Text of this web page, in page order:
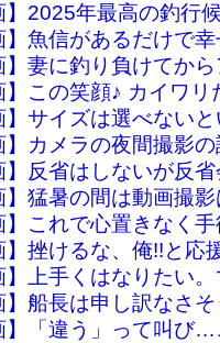
】2025年最高の釣行
】魚信があるだけで
】妻に釣り負けてか
】この笑顔♪ カイワ
】サイズは選べない
】カメラの夜間撮影
】反省はしないが反
】猛暑の間は動画撮
】これで心置きなく
】挫けるな、俺!!と
】上手くはなりたい
】船長は申し訳なさ
】「違う」って叫び